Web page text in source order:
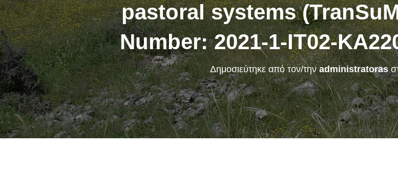
pastoral systems
Number: 2021-1-IT02-
Δημοσιεύτηκε από τον/τηνadministratoras